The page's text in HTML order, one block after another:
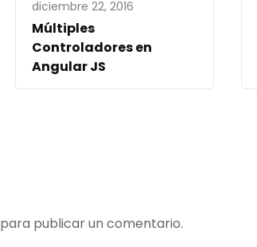
diciembre 22, 2016
Múltiples
Controladores en
Angular JS
para publicar un comentario.